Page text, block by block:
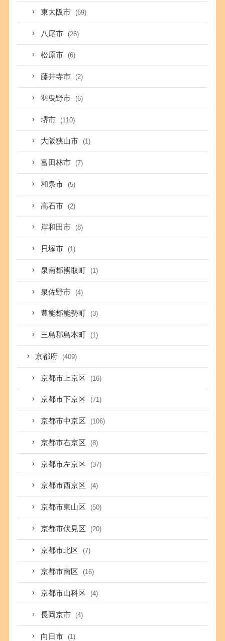
東大阪市 (69)
八尾市 (26)
松原市 (6)
藤井寺市 (2)
羽曳野市 (6)
堺市 (110)
大阪狭山市 (1)
富田林市 (7)
和泉市 (5)
高石市 (2)
岸和田市 (8)
貝塚市 (1)
泉南郡熊取町 (1)
泉佐野市 (4)
豊能郡能勢町 (3)
三島郡島本町 (1)
京都府 (409)
京都市上京区 (16)
京都市下京区 (71)
京都市中京区 (106)
京都市右京区 (8)
京都市左京区 (37)
京都市西京区 (4)
京都市東山区 (50)
京都市伏見区 (20)
京都市北区 (7)
京都市南区 (16)
京都市山科区 (4)
長岡京市 (4)
向日市 (1)